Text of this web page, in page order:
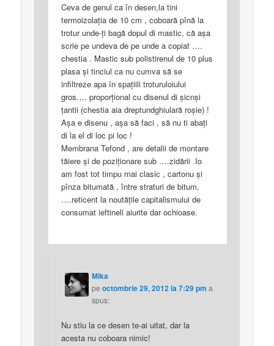
Ceva de genul ca în desen,la tini
termoizolaţia de 10 cm , coboară pînă la
trotur unde-ţi bagă dopul di mastic, că aşa
scrie pe undeva de pe unde a copiat ….
chestia . Mastic sub polistirenul de 10 plus
plasa şi tinciul ca nu cumva să se
infiltreze apa în spaţiili troturuloiului
gros…. proporţional cu disenul di şicnşi
ţantii (chestia aia dreptundghiulară roşie) !
Aşa e disenu , aşa să faci , să nu ti abaţi
di la el di loc pi loc !
Membrana Tefond , are detalii de montare
tăiere şi de poziţionare sub ….zidării .Io
am fost tot timpu mai clasic , cartonu şi
pînza bitumată , între straturi de bitum,
….reticent la noutăţile capitalismului de
consumat ieftineli aiurite dar ochioase.
Mika
peoctombrie 29, 2012 la 7:29 pm a
spus:
Nu stiu la ce desen te-ai uitat, dar la
acesta nu coboara nimic!